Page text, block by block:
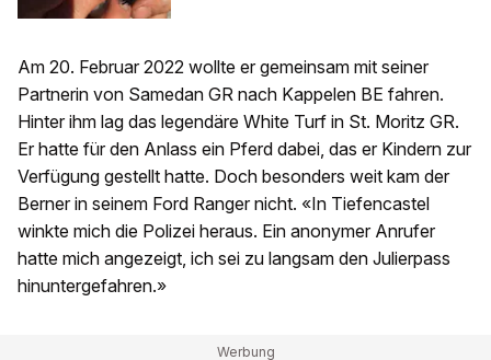
Am 20. Februar 2022 wollte er gemeinsam mit seiner
Partnerin von Samedan GR nach Kappelen BE fahren.
Hinter ihm lag das legendäre White Turf in St. Moritz GR.
Er hatte für den Anlass ein Pferd dabei, das er Kindern zur
Verfügung gestellt hatte. Doch besonders weit kam der
Berner in seinem Ford Ranger nicht. «In Tiefencastel
winkte mich die Polizei heraus. Ein anonymer Anrufer
hatte mich angezeigt, ich sei zu langsam den Julierpass
hinuntergefahren.»